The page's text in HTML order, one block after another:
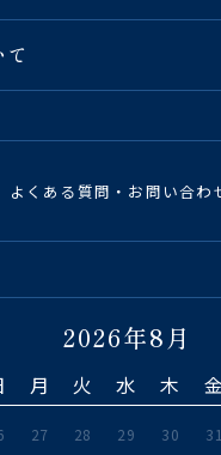
よくある質問・お問い合わ
2026年8月
月 火 水 木 金
27 28 29 30 31